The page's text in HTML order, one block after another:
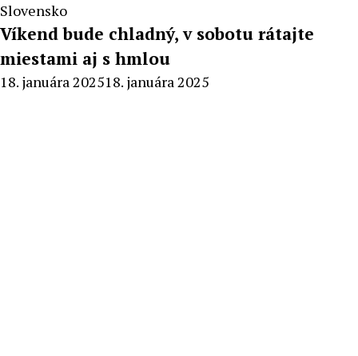
Slovensko
Víkend bude chladný, v sobotu rátajte
miestami aj s hmlou
By
18. januára 202518. januára 2025